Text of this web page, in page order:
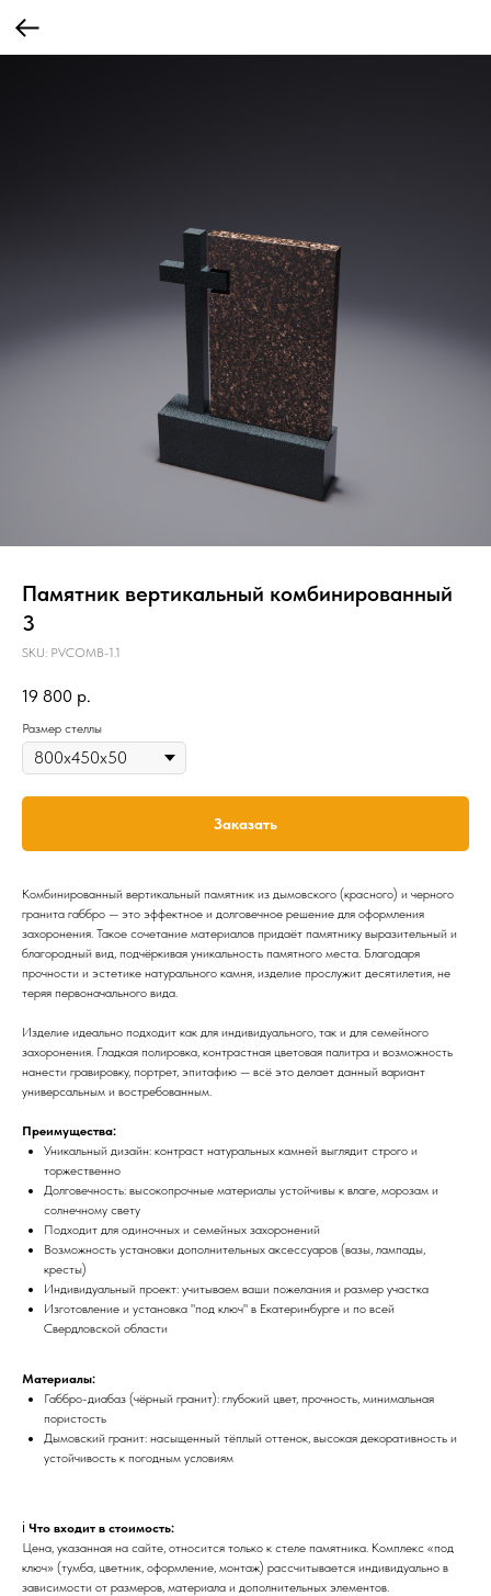
Памятник вертикальный комбинированный
3
SKU: PVCOMB-1.1
19 800 р.
Размер стеллы
Заказать
Комбинированный вертикальный памятник из дымовского (красного) и черного
гранита габбро — это эффектное и долговечное решение для оформления
захоронения. Такое сочетание материалов придаёт памятнику выразительный и
благородный вид, подчёркивая уникальность памятного места. Благодаря
прочности и эстетике натурального камня, изделие прослужит десятилетия, не
теряя первоначального вида.
Изделие идеально подходит как для индивидуального, так и для семейного
захоронения. Гладкая полировка, контрастная цветовая палитра и возможность
нанести гравировку, портрет, эпитафию — всё это делает данный вариант
универсальным и востребованным.
Преимущества:
Уникальный дизайн: контраст натуральных камней выглядит строго и
торжественно
Долговечность: высокопрочные материалы устойчивы к влаге, морозам и
солнечному свету
Подходит для одиночных и семейных захоронений
Возможность установки дополнительных аксессуаров (вазы, лампады,
кресты)
Индивидуальный проект: учитываем ваши пожелания и размер участка
Изготовление и установка "под ключ" в Екатеринбурге и по всей
Свердловской области
Материалы:
Габбро-диабаз (чёрный гранит): глубокий цвет, прочность, минимальная
пористость
Дымовский гранит: насыщенный тёплый оттенок, высокая декоративность и
устойчивость к погодным условиям
ℹ️ Что входит в стоимость:
Цена, указанная на сайте, относится только к стеле памятника. Комплекс «под
ключ» (тумба, цветник, оформление, монтаж) рассчитывается индивидуально в
зависимости от размеров, материала и дополнительных элементов.